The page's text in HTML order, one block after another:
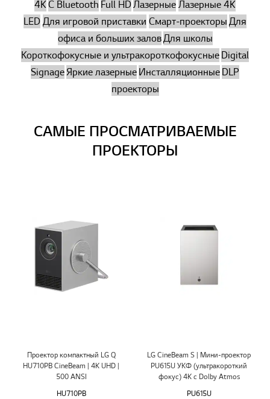
4KС Bluetooth Full HDЛазерныеЛазерные 4K
LED Для игровой приставки Смарт-проекторыДля
офиса и больших заловДля школы
Короткофокусные и ультракороткофокусныеDigital
SignageЯркие лазерныеИнсталляционныеDLP
проекторы
САМЫЕ ПРОСМАТРИВАЕМЫЕ
ПРОЕКТОРЫ
Проектор компактный LG Q
HU710PB CineBeam | 4K UHD |
500 ANSI
HU710PB
LG CineBeam S | Мини-проектор
PU615U УКФ (ультракороткий
фокус) 4K с Dolby Atmos
PU615U